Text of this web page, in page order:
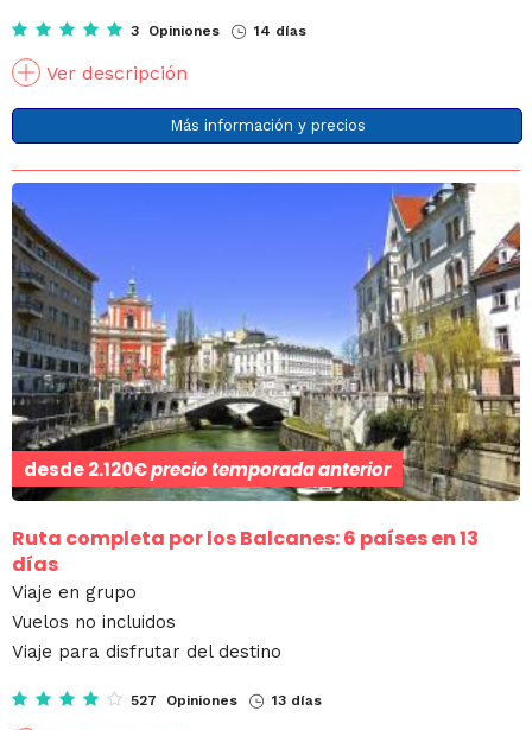
3 Opiniones 14 días
Ver descripción
Más información y precios
desde2.120€precio temporada anterior
Ruta completa por los Balcanes: 6 países en 13
días
Viaje en grupo
Vuelos no incluidos
Viaje para disfrutar del destino
527 Opiniones 13 días